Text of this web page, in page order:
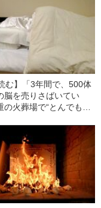
む】「3年間で、500体
脳を売りさばいてい
の火葬場で“とんでもな
そ盗み”事件の一部始終